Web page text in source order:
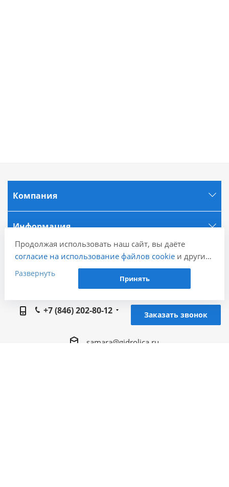
Компания
Информация
Города
Наши контакты
+7 (846) 202-80-12
Заказать звонок
samara@gidrolica.ru
Продолжая использовать наш сайт, вы даёте
согласие на использование файлов cookieи других
пользовательских данных (включая IP-адрес,
сведения о местоположении, устройстве, действиях
проведения статистических исследований,
ретаргетинга и использования систем аналитики
Политикой обработки персональных
Развернуть
Принять